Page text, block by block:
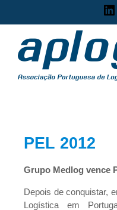
PEL 2012
Grupo Medlog vence
Depois de conquistar,
Logística em